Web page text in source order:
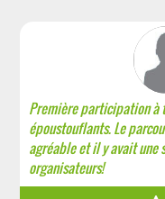
Première participation à
époustouflants. Le
agréable et il y avait une
organisateurs!